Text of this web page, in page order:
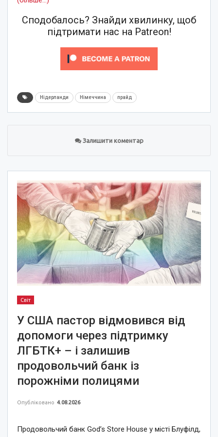
Сподобалось? Знайди хвилинку, щоб
підтримати нас на Patreon!
Нідерланди Німеччина прайд
Залишити коментар
Світ
У США пастор відмовився від
допомоги через підтримку
ЛГБТК+ – і залишив
продовольчий банк із
порожніми полицями
Опубліковано 4.08.2026
Продовольчий банк God’s Store House у місті Блуфілд,